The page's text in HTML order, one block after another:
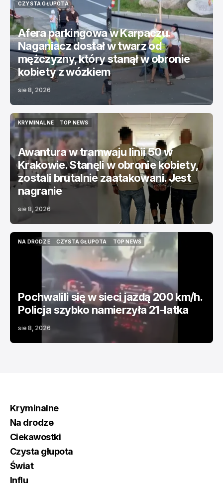
CZYSTA GŁUPOTA
CZYSTA GŁUPOTA
Afera parkingowa w Karpaczu.
Naganiacz dostał w twarz od
mężczyzny, który stanął w obronie
kobiety z wózkiem
sie 8, 2026
KRYMINALNE
KRYMINALNE
TOP NEWS
TOP NEWS
Awantura w tramwaju linii 50 w
Krakowie. Stanęli w obronie kobiety,
zostali brutalnie zaatakowani. Jest
nagranie
sie 8, 2026
NA DRODZE
CZYSTA GŁUPOTA
CZYSTA GŁUPOTA
TOP NEWS
TOP NEWS
Pochwalili się w sieci jazdą 200 km/h.
Policja szybko namierzyła 21-latka
sie 8, 2026
Kryminalne
Na drodze
Ciekawostki
Czysta głupota
Świat
Influ